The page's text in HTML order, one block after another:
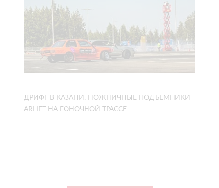
ДРИФТ В КАЗАНИ: НОЖНИЧНЫЕ ПОДЪЁМНИКИ
ARLIFT НА ГОНОЧНОЙ ТРАССЕ